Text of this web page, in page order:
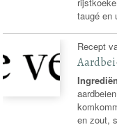
taugé en
Recept
en zout,